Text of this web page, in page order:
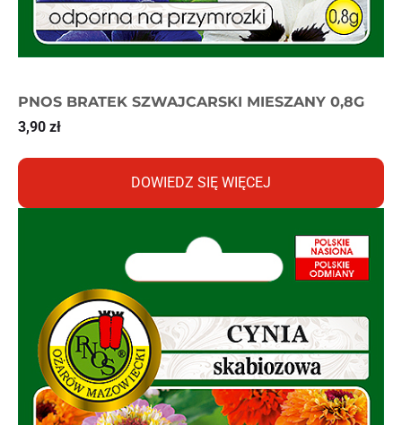
PNOS BRATEK SZWAJCARSKI MIESZANY 0,8G
3,90 zł
DOWIEDZ SIĘ WIĘCEJ